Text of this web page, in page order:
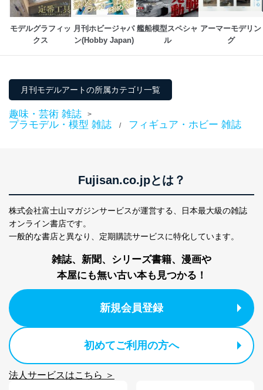
モデルグラフィッ
クス
月刊ホビージャパ
ン(Hobby Japan)
艦船模型スペシャ
ル
アーマーモデリン
グ
月刊モデルアートの所属カテゴリ一覧
趣味・芸術 雑誌 >
プラモデル・模型 雑誌 / フィギュア・ホビー 雑誌
Fujisan.co.jpとは？
株式会社富士山マガジンサービスが運営する、
日本最大級の雑誌
オンライン書店です。
一般的な書店と異なり、 定期購読サービスに特化しています。
雑誌、新聞、シリーズ書籍、漫画や
本屋にも無い古い本も見つかる！
新規会員登録
初めてご利用の方へ
法人サービスはこちら ＞